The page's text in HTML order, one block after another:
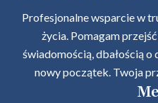
Profesjonalne wsparcie w
życia. Pomagam
świadomością, dbałością
nowy początek. Twoja